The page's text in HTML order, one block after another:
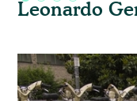
Leonardo